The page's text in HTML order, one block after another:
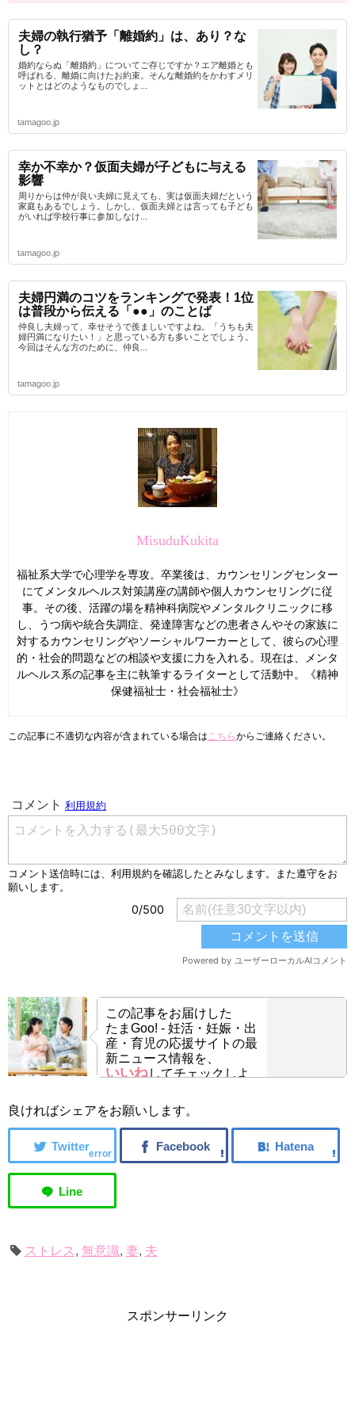
夫婦の執行猶予「離婚約」は、あり？な
し？
婚約ならぬ「離婚約」についてご存じですか？エア離婚とも
呼ばれる、離婚に向けたお約束。そんな離婚約をかわすメリ
ットとはどのようなものでしょ...
tamagoo.jp
幸か不幸か？仮面夫婦が子どもに与える
影響
周りからは仲が良い夫婦に見えても、実は仮面夫婦だという
家庭もあるでしょう。しかし、仮面夫婦とは言っても子ども
がいれば学校行事に参加しなけ...
tamagoo.jp
夫婦円満のコツをランキングで発表！1位
は普段から伝える「●●」のことば
仲良し夫婦って、幸せそうで羨ましいですよね。「うちも夫
婦円満になりたい！」と思っている方も多いことでしょう。
今回はそんな方のために、仲良...
tamagoo.jp
MisuduKukita
福祉系大学で心理学を専攻。卒業後は、カウンセリングセンター
にてメンタルヘルス対策講座の講師や個人カウンセリングに従
事。その後、活躍の場を精神科病院やメンタルクリニックに移
し、うつ病や統合失調症、発達障害などの患者さんやその家族に
対するカウンセリングやソーシャルワーカーとして、彼らの心理
的・社会的問題などの相談や支援に力を入れる。現在は、メンタ
ルヘルス系の記事を主に執筆するライターとして活動中。《精神
保健福祉士・社会福祉士》
この記事に不適切な内容が含まれている場合はこちらからご連絡ください。
この記事をお届けした
たまGoo! - 妊活・妊娠・出
産・育児の応援サイトの最
新ニュース情報を、
いいねしてチェックしよ
良ければシェアをお願いします。
error
ストレス , 無意識, 妻, 夫
スポンサーリンク